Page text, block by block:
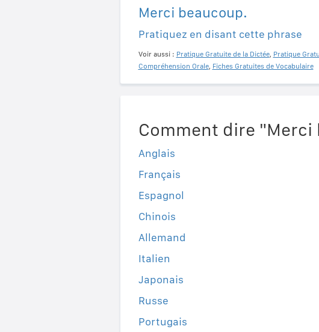
Merci beaucoup.
Pratiquez en disant cette phrase
Voir aussi : Pratique Gratuite de la Dictée, Pratique
Compréhension Orale, Fiches Gratuites de Vocabulaire
Comment dire
Anglais
Français
Espagnol
Chinois
Allemand
Italien
Japonais
Russe
Portugais